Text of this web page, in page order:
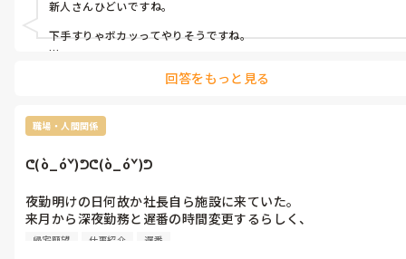
１５分位で戻り認知症の利用者さんはケロッとしていた^_^
組織は川上から腐ると言うが、会社事態が末期なんだろう。誰で
もいいから働けって言うスタンスやめる気ないだろうしねぇ
ケアマネさん達ここだけは選んじゃダメですよᕦ(ò_óˇ)ᕤ
新人さんひどいですね。
下手すりゃボカッってやりそうですね。
たとえ知らない人でも利用者でも客でも「少しは優しくしようよ」
関係ないんでしょうね。
自分が腐る前にそんなとこやめちゃいます。「なんとかに染まればな
ですよ。今は「うわっ、あんな対応してやばっ」とか思っても、毎
日そんな光景みていたら
回答をもっと見る
職場・人間関係
ᕦ(ò_óˇ)ᕤᕦ(ò_óˇ)ᕤ
夜勤明けの日何故か社長自ら施設に来ていた。
来月から深夜勤務と遅番の時間変更するらしく、
一応説明の為に来たらしいᕦ(ò_óˇ)ᕤ
帰宅願望 仕事紹介 遅番